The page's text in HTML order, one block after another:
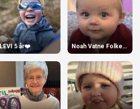
LEVI 5 år❤️ Noah Vatne Folkestad 1 år